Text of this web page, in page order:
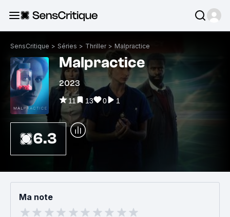
SensCritique > Séries > Thriller > Malpractice
Malpractice
2023
11 13 0 1
6.3
Ma note